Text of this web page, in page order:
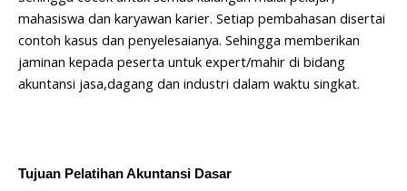
mahasiswa dan karyawan karier. Setiap pembahasan disertai
contoh kasus dan penyelesaianya. Sehingga memberikan
jaminan kepada peserta untuk expert/mahir di bidang
akuntansi jasa,dagang dan industri dalam waktu singkat.
Tujuan Pelatihan Akuntansi Dasar